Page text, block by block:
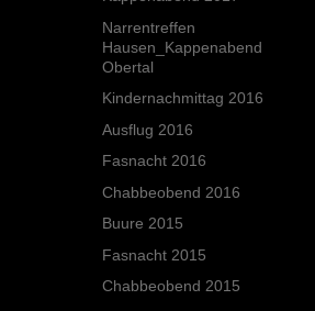
Narrentreffen
Hausen_Kappenabend
Obertal
Kindernachmittag 2016
Ausflug 2016
Fasnacht 2016
Chabbeobend 2016
Buure 2015
Fasnacht 2015
Chabbeobend 2015